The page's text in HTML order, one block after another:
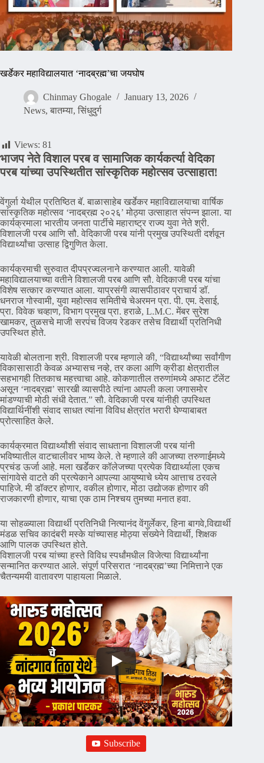
खर्डेकर महाविद्यालयात ‘नादब्रह्म’चा जयघोष
Chinmay Ghogale
January 13, 2026
News, बातम्या, सिंधुदुर्ग
Views: 81
भाजप नेते विशाल परब व सामाजिक कार्यकर्त्या वेदिका
परब यांच्या उपस्थितीत सांस्कृतिक महोत्सव उत्साहात!
वेंगुर्ला येथील प्रतिष्ठित बॅ. बाळासाहेब खर्डेकर महाविद्यालयाचा वार्षिक
सांस्कृतिक महोत्सव ‘नादब्रह्म २०२६’ मोठ्या उत्साहात संपन्न झाला. या
कार्यक्रमाला भारतीय जनता पार्टीचे महाराष्ट्र राज्य युवा नेते श्री.
विशालजी परब आणि सौ. वेदिकाजी परब यांनी प्रमुख उपस्थिती दर्शवून
विद्यार्थ्यांचा उत्साह द्विगुणित केला.
कार्यक्रमाची सुरुवात दीपप्रज्वलनाने करण्यात आली. यावेळी
महाविद्यालयाच्या वतीने विशालजी परब आणि सौ. वेदिकाजी परब यांचा
विशेष सत्कार करण्यात आला. याप्रसंगी व्यासपीठावर प्राचार्य डॉ.
धनराज गोस्वामी, युवा महोत्सव समितीचे चेअरमन प्रा. पी. एम. देसाई,
प्रा. विवेक चव्हाण, विभाग प्रमुख प्रा. हराळे, L.M.C. मेंबर सुरेश
खामकर, तुळसचे माजी सरपंच विजय रेडकर तसेच विद्यार्थी प्रतिनिधी
उपस्थित होते.
यावेळी बोलताना श्री. विशालजी परब म्हणाले की, “विद्यार्थ्यांच्या सर्वांगीण
विकासासाठी केवळ अभ्यासच नव्हे, तर कला आणि क्रीडा क्षेत्रातील
सहभागही तितकाच महत्त्वाचा आहे. कोकणातील तरुणांमध्ये अफाट टॅलेंट
असून ‘नादब्रह्म’ सारखी व्यासपीठे त्यांना आपली कला जगासमोर
मांडण्याची मोठी संधी देतात.” सौ. वेदिकाजी परब यांनीही उपस्थित
विद्यार्थिनींशी संवाद साधत त्यांना विविध क्षेत्रांत भरारी घेण्याबाबत
प्रोत्साहित केले.
कार्यक्रमात विद्यार्थ्यांशी संवाद साधताना विशालजी परब यांनी
भविष्यातील वाटचालीवर भाष्य केले. ते म्हणाले की आजच्या तरुणाईमध्ये
प्रचंड ऊर्जा आहे. मला खर्डेकर कॉलेजच्या प्रत्येक विद्यार्थ्याला एकच
सांगावेसे वाटते की प्रत्येकाने आपल्या आयुष्याचे ध्येय आत्ताच ठरवले
पाहिजे. मी डॉक्टर होणार, वकील होणार, मोठा उद्योजक होणार की
राजकारणी होणार, याचा एक ठाम निश्चय तुमच्या मनात हवा.
या सोहळ्याला विद्यार्थी प्रतिनिधी नित्यानंद वेंगुर्लेकर, हिना बागवे,विद्यार्थी
मंडळ सचिव कादंबरी मस्के यांच्यासह मोठ्या संख्येने विद्यार्थी, शिक्षक
आणि पालक उपस्थित होते.
विशालजी परब यांच्या हस्ते विविध स्पर्धांमधील विजेत्या विद्यार्थ्यांना
सन्मानित करण्यात आले. संपूर्ण परिसरात ‘नादब्रह्म’च्या निमित्ताने एक
चैतन्यमयी वातावरण पाहायला मिळाले.
Subscribe